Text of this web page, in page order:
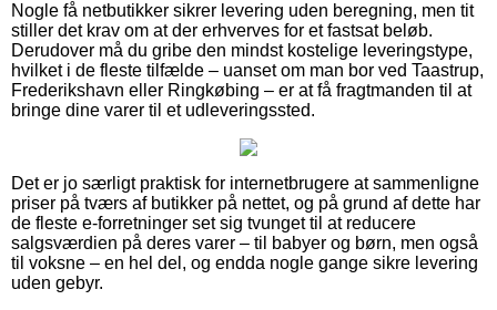
Nogle få netbutikker sikrer levering uden beregning, men tit
stiller det krav om at der erhverves for et fastsat beløb.
Derudover må du gribe den mindst kostelige leveringstype,
hvilket i de fleste tilfælde – uanset om man bor ved Taastrup,
Frederikshavn eller Ringkøbing – er at få fragtmanden til at
bringe dine varer til et udleveringssted.
Det er jo særligt praktisk for internetbrugere at sammenligne
priser på tværs af butikker på nettet, og på grund af dette har
de fleste e-forretninger set sig tvunget til at reducere
salgsværdien på deres varer – til babyer og børn, men også
til voksne – en hel del, og endda nogle gange sikre levering
uden gebyr.